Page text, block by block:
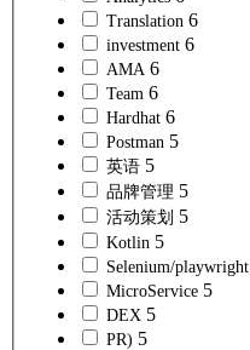
Translation 6
investment 6
AMA 6
Team 6
Hardhat 6
Postman 5
英语 5
品牌管理 5
活动策划 5
Kotlin 5
Selenium/playwright
MicroService 5
DEX 5
PR) 5